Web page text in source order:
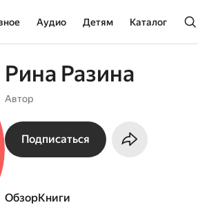
Аудио Детям Каталог
Рина Разина
Автор
Подписаться
Обзор книги